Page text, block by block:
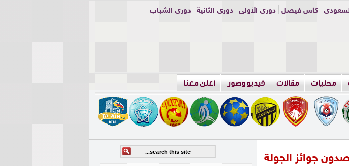
كأس فيصل دوري الأولى دوري الثانية
دوري الشباب
محليات مقالات فيديو وصور اعلن معنا
جوائز الجولة